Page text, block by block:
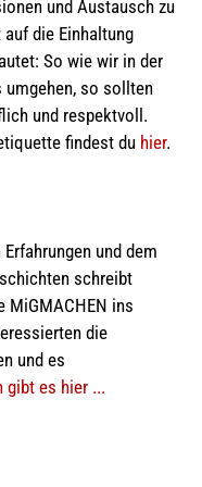
und Austausch zu
die Einhaltung
So wie wir in der
umgehen, so sollten
und respektvoll.
findest du hier.
und dem
schreibt
MiGMACHEN ins
die
und es
gibt es hier ...